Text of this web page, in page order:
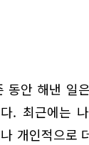
안 해낸 일
. 최근에는
개인적으로